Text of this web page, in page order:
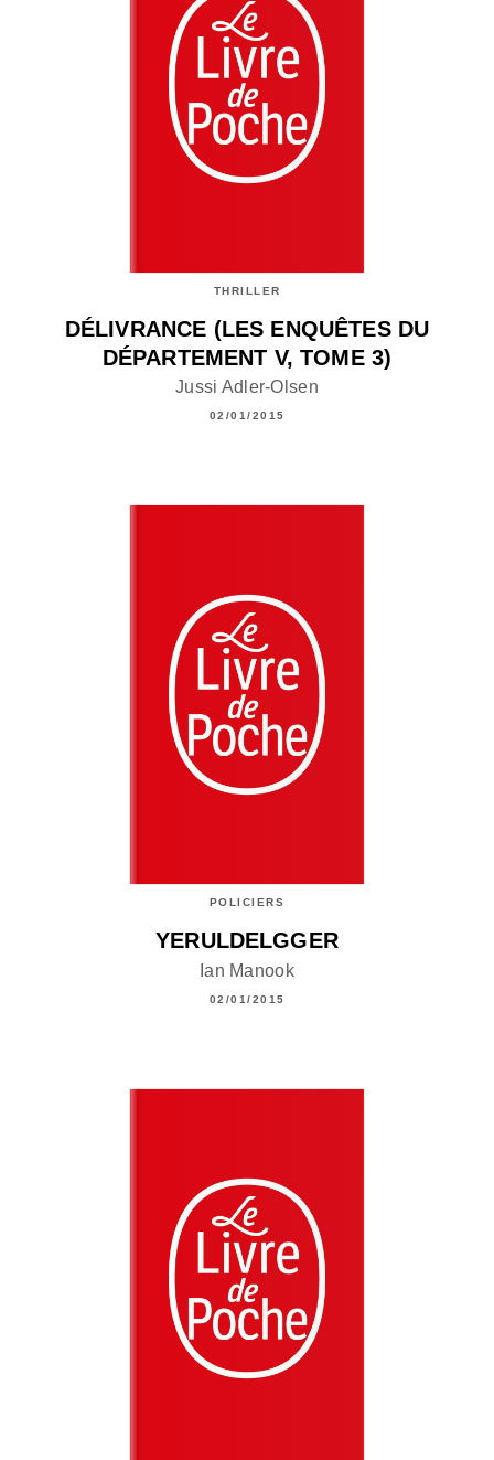
THRILLER
DÉLIVRANCE (LES ENQUÊTES DU
DÉPARTEMENT V, TOME 3)
Jussi Adler-Olsen
02/01/2015
POLICIERS
YERULDELGGER
Ian Manook
02/01/2015